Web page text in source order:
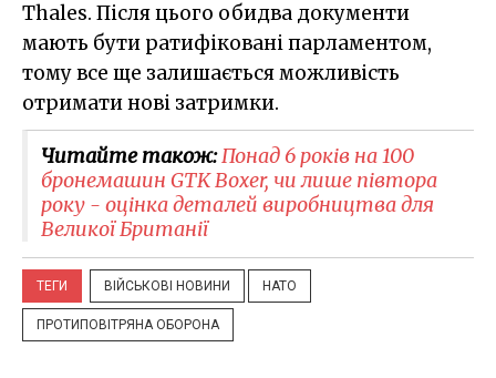
Thales. Після цього обидва документи
мають бути ратифіковані парламентом,
тому все ще залишається можливість
отримати нові затримки.
Читайте також:Понад 6 років на 100
бронемашин GTK Boxer, чи лише півтора
року - оцінка деталей виробництва для
Великої Британії
ТЕГИ ВІЙСЬКОВІ НОВИНИ НАТО
ПРОТИПОВІТРЯНА ОБОРОНА